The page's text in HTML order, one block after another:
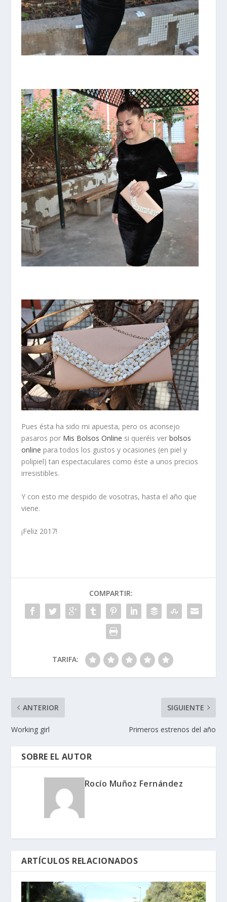
Pues ésta ha sido mi apuesta, pero os aconsejo
pasaros por Mis Bolsos Online si queréis verbolsos
online para todos los gustos y ocasiones (en piel y
polipiel) tan espectaculares como éste a unos precios
irresistibles.
Y con esto me despido de vosotras, hasta el año que
viene.
¡Feliz 2017!
COMPARTIR:
TARIFA:
ANTERIOR
Working girl
SIGUIENTE
Primeros estrenos del año
SOBRE EL AUTOR
Rocío Muñoz Fernández
ARTÍCULOS RELACIONADOS